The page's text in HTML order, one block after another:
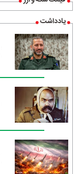
یادداشت